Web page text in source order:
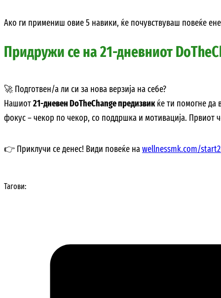
Ако ги примениш овие 5 навики, ќе почувствуваш повеќе
Придружи се на 21-дневниот
🚀 Подготвен/а ли си за нова верзија на себе?
Нашиот21-дневен DoTheChange предизвикќе ти помогне да
фокус – чекор по чекор, со поддршка и мотивација. Првиот
👉 Приклучи се денес! Види повеќе наwellnessmk.com/
Тагови: